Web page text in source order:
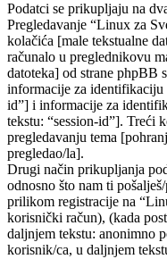
Podatci se prikupljaju na
Pregledavanje “Linux za
kolačića [male tekstualne
računalo u preglednikovu
datoteka] od strane phpBB
informacije za identifikaciju
id”] i informacije za
tekstu: “session-id”]. Treći
pregledavanju tema
pregledao/la].
Drugi način prikupljanja
odnosno što nam ti
prilikom registracije na
korisnički račun), (kada
daljnjem tekstu: anonimno
korisnik/ca, u daljnjem